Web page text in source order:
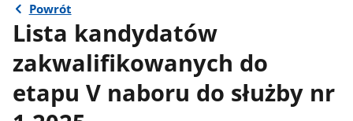
Powrót
Lista kandydatów
zakwalifikowanych do
etapu V naboru do służby nr